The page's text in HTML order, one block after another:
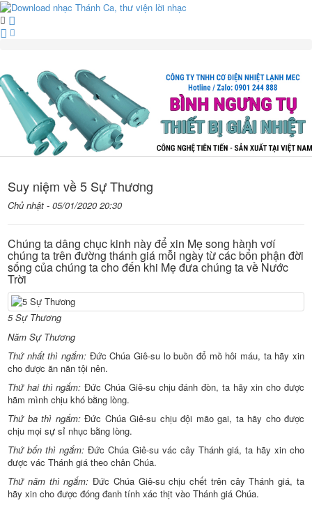
Suy niệm về 5 Sự Thương
Chủ nhật - 05/01/2020 20:30
Chúng ta dâng chục kinh này để xin Mẹ song hành vơí
chúng ta trên đường thánh giá mỗi ngày từ các bổn phận đời
sống của chúng ta cho đến khi Mẹ đưa chúng ta về Nước
Trời
5 Sự Thương
Năm Sự Thương
Thứ nhất thì ngắm: Đức Chúa Giê-su lo buồn đổ mồ hôi máu, ta hãy xin
cho được ăn năn tội nên.
Thứ hai thì ngắm: Đức Chúa Giê-su chịu đánh đòn, ta hãy xin cho được
hãm mình chịu khó bằng lòng.
Thứ ba thì ngắm:Đức Chúa Giê-su chịu đội mão gai, ta hãy cho được
chịu mọi sự sỉ nhục bằng lòng.
Thứ bốn thì ngắm: Đức Chúa Giê-su vác cây Thánh giá, ta hãy xin cho
được vác Thánh giá theo chân Chúa.
Thứ năm thì ngắm: Đức Chúa Giê-su chịu chết trên cây Thánh giá, ta
hãy xin cho được đóng đanh tính xác thịt vào Thánh giá Chúa.